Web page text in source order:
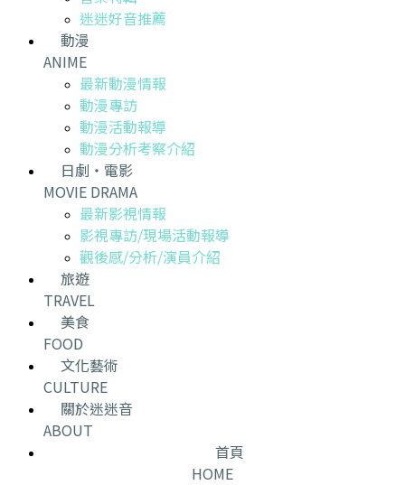
迷迷好音推薦
動漫
ANIME
最新動漫情報
動漫專訪
動漫活動報導
動漫分析考察介紹
日劇・電影
MOVIE DRAMA
最新影視情報
影視專訪/現場活動報導
觀後感/分析/演員介紹
旅遊
TRAVEL
美食
FOOD
文化藝術
CULTURE
關於迷迷音
ABOUT
首頁
HOME